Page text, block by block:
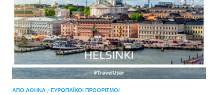
ΑΠΌ ΑΘΉΝΑ / ΕΥΡΩΠΑΪΚΟΊ ΠΡΟΟΡΙΣΜΟΊ